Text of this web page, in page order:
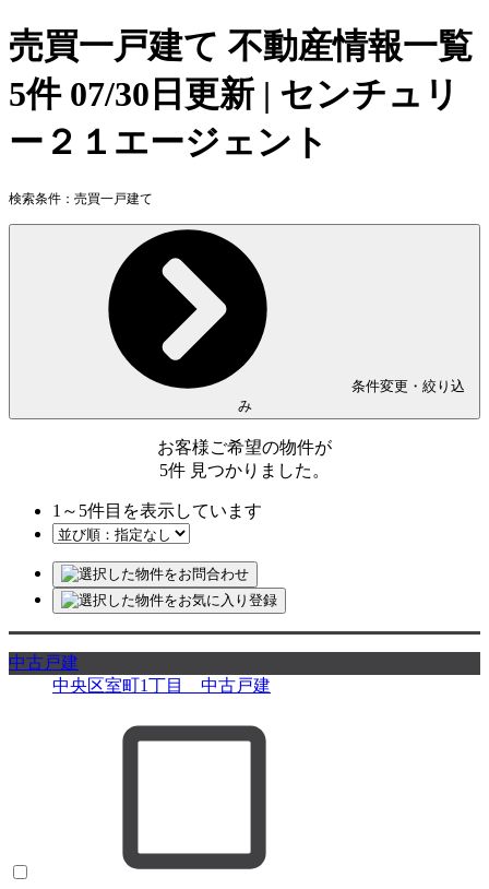
売買一戸建て 不動産情報一覧
5件 07/30日更新 | センチュリ
ー２１エージェント
検索条件： 売買一戸建て
条件変更・絞り込
み
お客様ご希望の物件が
5件 見つかりました。
1 ～ 5件目を表示しています
中古戸建
中央区室町1丁目 中古戸建